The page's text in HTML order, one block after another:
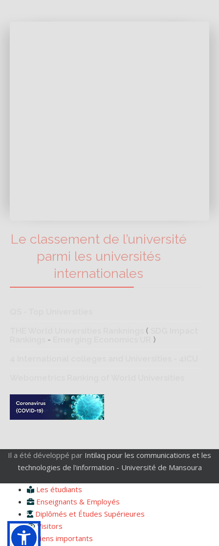
Le classement de l’université
parmi les universités
internationales
(
-
)
Il a été développé par Intilaq pour les communications et les
technologies de l'information - Université de Mansoura
Les étudiants
Enseignants & Employés
Diplômés et Études Supérieures
Visitors
Liens importants